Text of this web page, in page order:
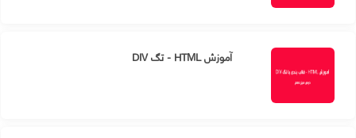
آموزش HTML - تگ DIV